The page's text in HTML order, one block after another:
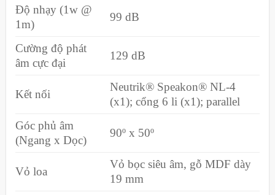
Độ nhạy (1w @
1m)
99 dB
Cường độ phát
âm cực đại
129 dB
Kết nối
Neutrik® Speakon® NL-4
(x1); cổng 6 li (x1); parallel
Góc phủ âm
(Ngang x Dọc)
90º x 50º
Vỏ loa
Vỏ bọc siêu âm, gỗ MDF dày
19 mm